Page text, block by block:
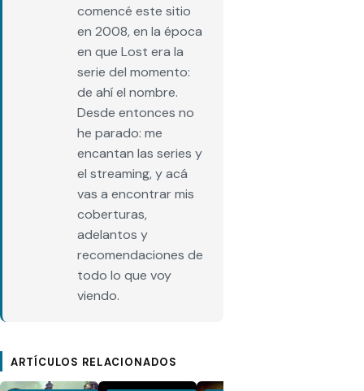
comencé este sitio
en 2008, en la época
en que Lost era la
serie del momento:
de ahí el nombre.
Desde entonces no
he parado: me
encantan las series y
el streaming, y acá
vas a encontrar mis
coberturas,
adelantos y
recomendaciones de
todo lo que voy
viendo.
ARTÍCULOS RELACIONADOS